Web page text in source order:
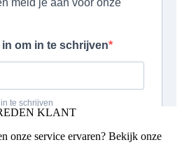
KLANT
onze service ervaren? Bekijk onze